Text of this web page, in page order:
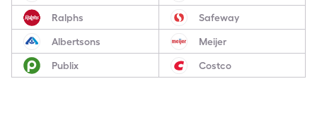
Ralphs Safeway
Albertsons Meijer
Publix Costco